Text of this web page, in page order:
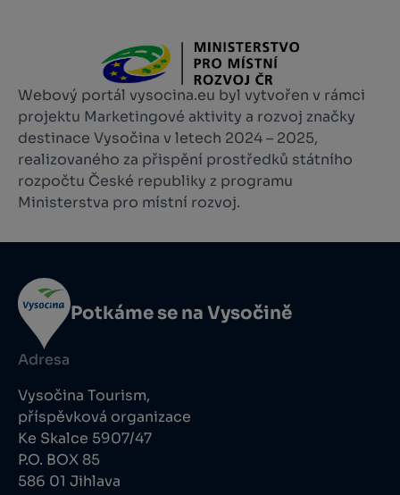
Webový portál vysocina.eu byl vytvořen v rámci
projektu Marketingové aktivity a rozvoj značky
destinace Vysočina v letech 2024 – 2025,
realizovaného za přispění prostředků státního
rozpočtu České republiky z programu
Ministerstva pro místní rozvoj.
Potkáme se na Vysočině
Adresa
Vysočina Tourism,
příspěvková organizace
Ke Skalce 5907/47
P.O. BOX 85
586 01 Jihlava